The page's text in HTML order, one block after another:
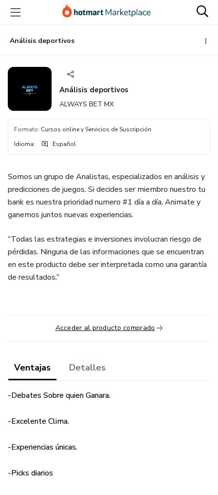
principal
página
de
página
Análisis deportivos
Análisis deportivos
ALWAYS BET MX
Formato: Cursos online y Servicios de Suscripción
Idioma: Español
Somos un grupo de Analistas, especializados en análisis y
predicciones de juegos. Si decides ser miembro nuestro tu
bank es nuestra prioridad numero #1 día a día, Animate y
ganemos juntos nuevas experiencias.
“Todas las estrategias e inversiones involucran riesgo de
pérdidas. Ninguna de las informaciones que se encuentran
en este producto debe ser interpretada como una garantía
de resultados.”
Acceder al producto comprado
Ventajas Detalles
-Debates Sobre quien Ganara.
-Excelente Clima.
-Experiencias únicas.
-Picks diarios